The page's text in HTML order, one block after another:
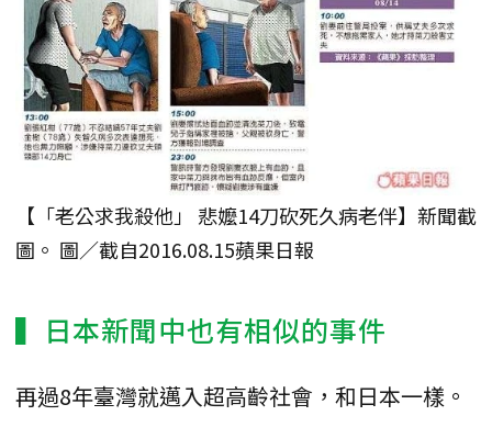
【「老公求我殺他」 悲嬤14刀砍死久病老伴】新聞截
圖。 圖／截自2016.08.15蘋果日報
▍日本新聞中也有相似的事件
再過8年臺灣就邁入超高齡社會，和日本一樣。